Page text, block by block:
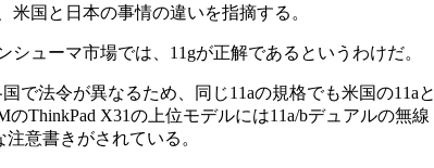
国と日本の事情の違いを指摘する。
ューマ市場では、11gが正解であるというわけだ。
で法令が異なるため、同じ11aの規格でも米国の11aと
ThinkPad X31の上位モデルには11a/bデュアルの無線
意書きがされている。